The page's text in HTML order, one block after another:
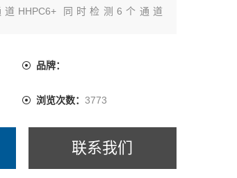
HHPC6+ 同时检测6个通道
品牌：
浏览次数： 3773
联系我们